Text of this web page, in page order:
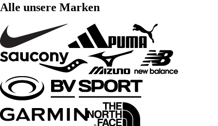
Alle unsere Marken